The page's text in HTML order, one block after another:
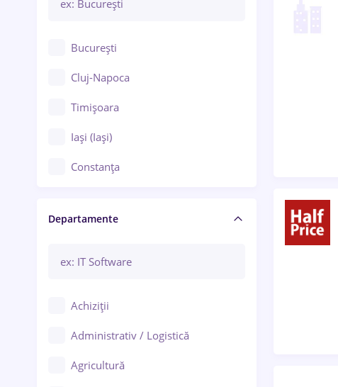
București
Cluj-Napoca
Timișoara
Iași (Iași)
Constanța
Brașov
Bacău
Galați (Galați)
Ploiești
Departamente
Achiziții
Administrativ / Logistică
Agricultură